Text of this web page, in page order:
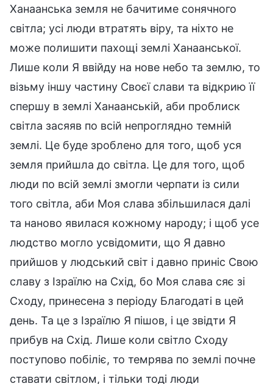
Ханаанська земля не бачитиме сонячного
світла; усі люди втратять віру, та ніхто не
може полишити пахощі землі Ханаанської.
Лише коли Я ввійду на нове небо та землю, то
візьму іншу частину Своєї слави та відкрию її
спершу в землі Ханаанській, аби проблиск
світла засяяв по всій непроглядно темній
землі. Це буде зроблено для того, щоб уся
земля прийшла до світла. Це для того, щоб
люди по всій землі змогли черпати із сили
того світла, аби Моя слава збільшилася далі
та наново явилася кожному народу; і щоб усе
людство могло усвідомити, що Я давно
прийшов у людський світ і давно приніс Свою
славу з Ізраїлю на Схід, бо Моя слава сяє зі
Сходу, принесена з періоду Благодаті в цей
день. Та це з Ізраїлю Я пішов, і це звідти Я
прибув на Схід. Лише коли світло Сходу
поступово побіліє, то темрява по землі почне
ставати світлом, і тільки тоді люди